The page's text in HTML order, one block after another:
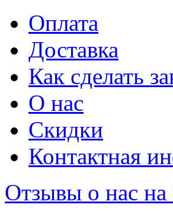
Оплата
Доставка
Как сделать
О нас
Скидки
Контактная
Отзывы о нас